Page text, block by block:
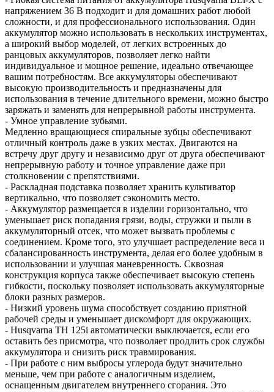
напряжением 36 В подходит и для домашних работ любой
сложности, и для профессионального использования. Один
аккумулятор можно использовать в нескольких инструментах,
а широкий выбор моделей, от легких встроенных до
ранцовых аккумуляторов, позволяет легко найти
индивидуальное и мощное решение, идеально отвечающее
вашим потребностям. Все аккумуляторы обеспечивают
высокую производительность и предназначены для
использования в течение длительного времени, можно быстро
заряжать и заменять для непрерывной работы инструмента.
- Умное управление зубьями.
Медленно вращающиеся спиральные зубцы обеспечивают
отличный контроль даже в узких местах. Двигаются на
встречу друг другу и независимо друг от друга обеспечивают
непрерывную работу и точное управление даже при
столкновении с препятствиями.
- Раскладная подставка позволяет хранить культиватор
вертикально, что позволяет сэкономить место.
- Аккумулятор размещается в изделии горизонтально, что
уменьшает риск попадания грязи, воды, стружки и пыли в
аккумуляторный отсек, что может вызвать проблемы с
соединением. Кроме того, это улучшает распределение веса и
сбалансированность инструмента, делая его более удобным в
использовании и улучшая маневренность. Сквозная
конструкция корпуса также обеспечивает высокую степень
гибкости, поскольку позволяет использовать аккумуляторные
блоки разных размеров.
- Низкий уровень шума способствует созданию приятной
рабочей среды и уменьшает дискомфорт для окружающих.
- Husqvarna TH 125i автоматически выключается, если его
оставить без присмотра, что позволяет продлить срок службы
аккумулятора и снизить риск травмирования.
- При работе с ним выбросы углерода будут значительно
меньше, чем при работе с аналогичным изделием,
оснащенным двигателем внутреннего сгорания. Это